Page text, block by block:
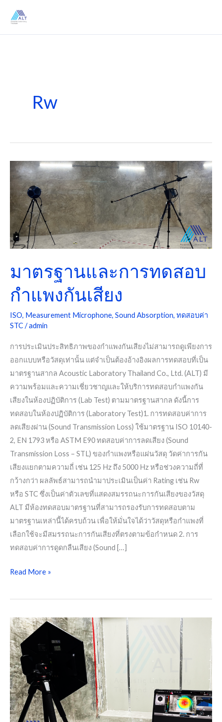
content
Rw
มาตรฐานและการทดสอบ
กำแพงกันเสียง
ISO, Measurement Microphone, Sound Absorption, ทดสอบค่า
STC/admin
การประเมินประสิทธิภาพของกำแพงกันเสียงไม่สามารถดูเพียงการ
ออกแบบหรือวัสดุเท่านั้น แต่จำเป็นต้องอ้างอิงผลการทดสอบที่เป็น
มาตรฐานสากล Acoustic Laboratory Thailand Co., Ltd. (ALT) มี
ความพร้อมและความเชี่ยวชาญและให้บริการทดสอบกำแพงกัน
เสียงในห้องปฏิบัติการ (Lab Test) ตามมาตรฐานสากล ดังนี้การ
ทดสอบในห้องปฏิบัติการ (Laboratory Test)1. การทดสอบค่าการ
ลดเสียงผ่าน (Sound Transmission Loss) ใช้มาตรฐาน ISO 10140-
2, EN 1793 หรือ ASTM E90 ทดสอบค่าการลดเสียง (Sound
Transmission Loss – STL) ของกำแพงหรือแผ่นวัสดุ วัดค่าการกัน
เสียงแยกตามความถี่ เช่น 125 Hz ถึง 5000 Hz หรือช่วงความถี่ที่
กว้างกว่า ผลลัพธ์สามารถนำมาประเมินเป็นค่า Rating เช่น Rw
หรือ STC ซึ่งเป็นค่าตัวเลขที่แสดงสมรรถนะการกันเสียงของวัสดุ
ALT มีห้องทดสอบมาตรฐานที่สามารถรองรับการทดสอบตาม
มาตรฐานเหล่านี้ได้ครบถ้วน เพื่อให้มั่นใจได้ว่าวัสดุหรือกำแพงที่
เลือกใช้จะมีสมรรถนะการกันเสียงที่ตรงตามข้อกำหนด 2. การ
ทดสอบค่าการดูดกลืนเสียง (Sound […]
มาตรฐาน
และ
การ
ทดสอบ
กำแพง
กัน
เสียง
Read More »
การ
ทดสอบ
ค่า
STC
และ
Rw